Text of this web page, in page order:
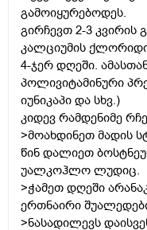
გამოიყურებოდეს.
გირჩევთ 2-3 კვირის
კალციუმის
4-ჯერ დღეში.
პოლივიტამინური
იუნიკაპი და სხვ.)
კიდევ რამდენიმე
>მოახდინეთ მადის
წინ დალიეთ
უალკოჰლო ლუდიც.
>ჭამეთ დღეში
ერთნაირი
>ნასადილევს